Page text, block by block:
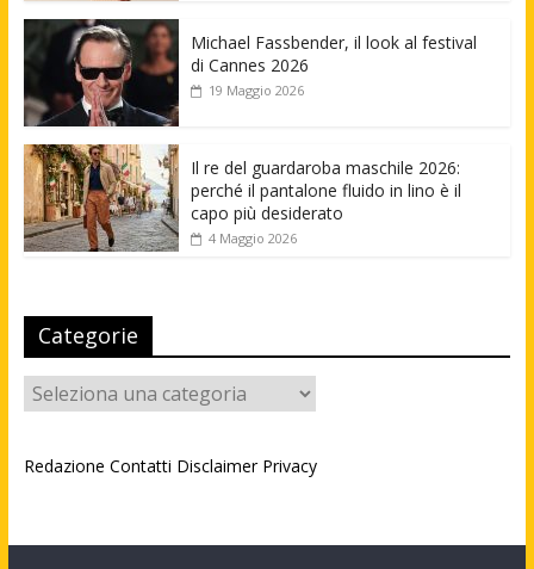
Michael Fassbender, il look al festival
di Cannes 2026
19 Maggio 2026
Il re del guardaroba maschile 2026:
perché il pantalone fluido in lino è il
capo più desiderato
4 Maggio 2026
Categorie
Categorie
Redazione Contatti Disclaimer Privacy